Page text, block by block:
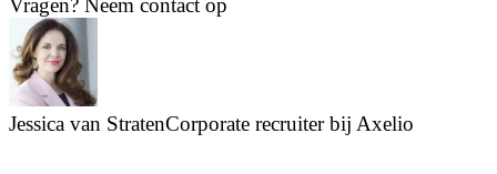
Vragen? Neem contact op
Jessica van StratenCorporate recruiter bij Axelio